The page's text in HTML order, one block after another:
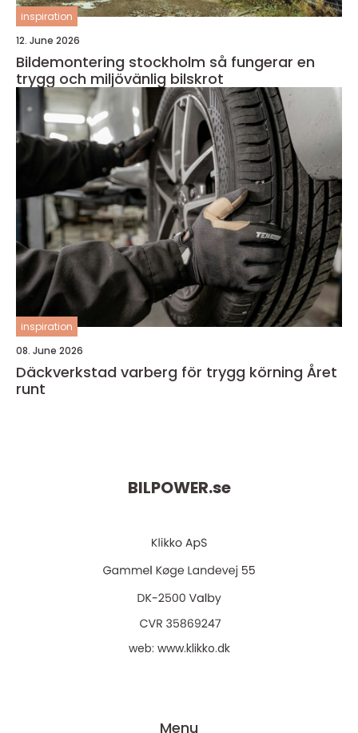
inspiration
12. June 2026
Bildemontering stockholm så fungerar en
trygg och miljövänlig bilskrot
inspiration
08. June 2026
Däckverkstad varberg för trygg körning Året
runt
BILPOWER.se
web: www.klikko.dk
Menu